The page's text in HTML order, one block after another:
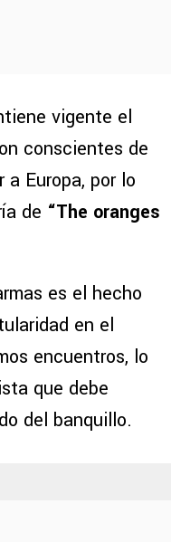
vigente el
conscientes de
Europa, por lo
de “The oranges
es el hecho
en el
encuentros, lo
que debe
del banquillo.